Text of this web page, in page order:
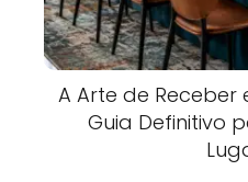
A Arte de Receber
Guia Definitivo